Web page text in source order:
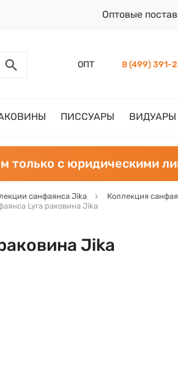
Оптовые
ОПТ 8 (499) 391-
ПИССУАРЫ ВИДУАРЫ
только с юридическими
санфаянса Jika
Коллекция
Lyra раковина Jika
Jika